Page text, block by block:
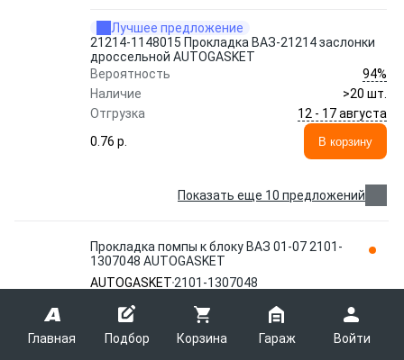
Главная Подбор Корзина Гараж Войти
Лучшее предложение
21214-1148015 Прокладка ВАЗ-21214 заслонки
дроссельной AUTOGASKET
Вероятность
94%
Наличие
>20 шт.
Отгрузка
12 - 17 августа
0.76 p.
В корзину
Показать еще 10 предложений
Прокладка помпы к блоку ВАЗ 01-07 2101-
1307048 AUTOGASKET
AUTOGASKET 2101-1307048
Лучшее предложение